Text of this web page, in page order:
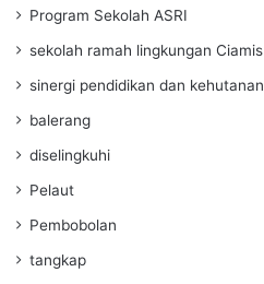
Program Sekolah ASRI
sekolah ramah lingkungan Ciamis
sinergi pendidikan dan kehutanan
balerang
diselingkuhi
Pelaut
Pembobolan
tangkap